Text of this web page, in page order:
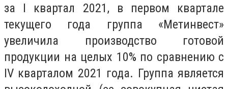
за I квартал 2021, в первом квартале
текущего года группа «Метинвест»
увеличила производство готовой
продукции на целых 10% по сравнению с
IV кварталом 2021 года. Группа является